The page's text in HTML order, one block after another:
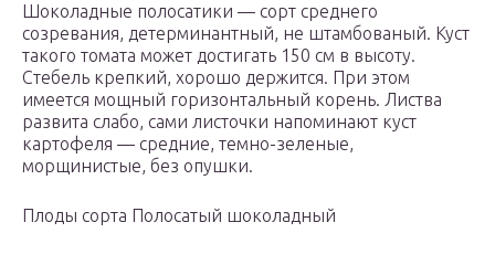
Шоколадные полосатики — сорт среднего
созревания, детерминантный, не штамбованый. Куст
такого томата может достигать 150 см в высоту.
Стебель крепкий, хорошо держится. При этом
имеется мощный горизонтальный корень. Листва
развита слабо, сами листочки напоминают куст
картофеля — средние, темно-зеленые,
морщинистые, без опушки.
Плоды сорта Полосатый шоколадный